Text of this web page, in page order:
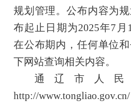
规划管理。公布内容为
布起止日期为2025年7月
在公布期内，任何单位
下网站查询相关内容。
通辽市人
http://www.tongliao.gov.cn/